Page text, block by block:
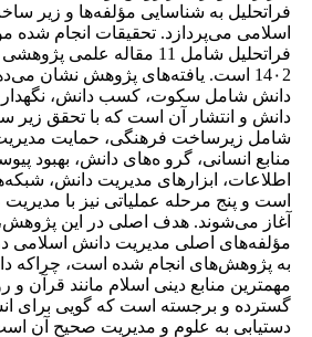
فراتحلیل به شناسایی مؤلفه‌ها و زیر
اسلامی می‌پردازد. تحقیقات انجام شده
14۰2 است. یافته‌های پژوهش نشان
دانش شامل سکوت، کسب دانش،
دانش و انتشار آن است که با تحقق زیر
شامل زیرساخت فرهنگی، حمایت
منابع انسانی، گرو ه‌های دانش، بهبود
اطلاعات، ابزارهای مدیریت دانش،
است و پنج مرحله عملیاتی نیز با
آغاز می‌شوند. هدف اصلی در این پژوهش،
مؤلفه‌های اصلی مدیریت دانش اسلامی در
به پژوهش‌های انجام شده است، ‌‌چراکه
مهمترین منابع دینی اسلام مانند قرآن و
گسترده و برجسته است که گویی برای
دستیابی به علوم و مدیریت صحیح آن